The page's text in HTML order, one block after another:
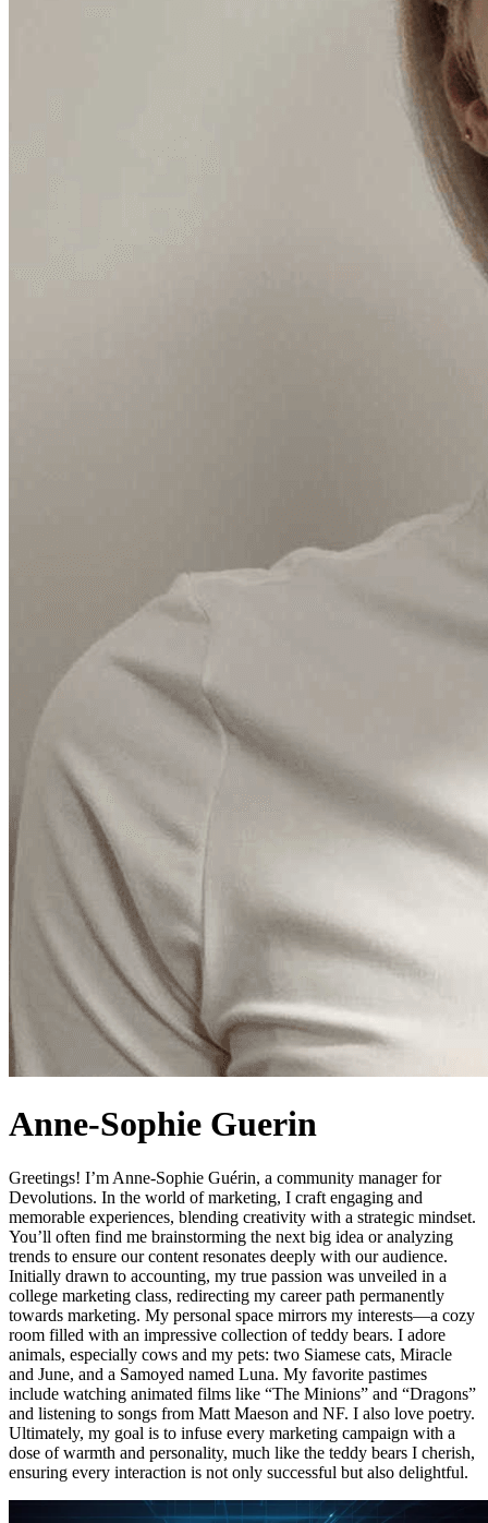
Anne-Sophie Guerin
Greetings! I’m Anne-Sophie Guérin, a community manager for
Devolutions. In the world of marketing, I craft engaging and
memorable experiences, blending creativity with a strategic mindset.
You’ll often find me brainstorming the next big idea or analyzing
trends to ensure our content resonates deeply with our audience.
Initially drawn to accounting, my true passion was unveiled in a
college marketing class, redirecting my career path permanently
towards marketing. My personal space mirrors my interests—a cozy
room filled with an impressive collection of teddy bears. I adore
animals, especially cows and my pets: two Siamese cats, Miracle
and June, and a Samoyed named Luna. My favorite pastimes
include watching animated films like “The Minions” and “Dragons”
and listening to songs from Matt Maeson and NF. I also love poetry.
Ultimately, my goal is to infuse every marketing campaign with a
dose of warmth and personality, much like the teddy bears I cherish,
ensuring every interaction is not only successful but also delightful.